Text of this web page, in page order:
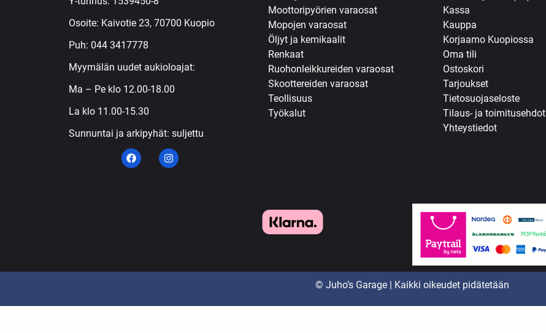
Osoite: Kaivotie 23, 70700 Kuopio
Puh: 044 3417778
Myymälän uudet aukioloajat:
Ma – Pe klo 12.00-18.00
La klo 11.00-15.30
Sunnuntai ja arkipyhät: suljettu
Moottoripyörien varaosat
Mopojen varaosat
Öljyt ja kemikaalit
Renkaat
Ruohonleikkureiden varaosat
Skoottereiden varaosat
Teollisuus
Työkalut
Kassa
Kauppa
Korjaamo Kuopiossa
Oma tili
Ostoskori
Tarjoukset
Tietosuojaseloste
Tilaus- ja toimitusehdot
Yhteystiedot
© Juho’s Garage | Kaikki oikeudet pidätetään